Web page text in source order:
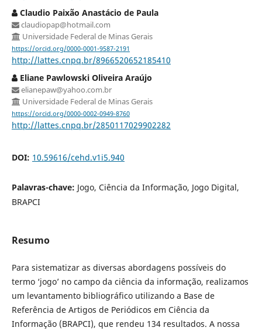
Claudio Paixão Anastácio de Paula
claudiopap@hotmail.com
Universidade Federal de Minas Gerais
https://orcid.org/0000-0001-9587-2191
http://lattes.cnpq.br/8966520652185410
Eliane Pawlowski Oliveira Araújo
elianepaw@yahoo.com.br
Universidade Federal de Minas Gerais
https://orcid.org/0000-0002-0949-8760
http://lattes.cnpq.br/2850117029902282
DOI: 10.59616/cehd.v1i5.940
Palavras-chave: Jogo, Ciência da Informação, Jogo Digital,
BRAPCI
Resumo
Para sistematizar as diversas abordagens possíveis do
termo ‘jogo’ no campo da ciência da informação, realizamos
um levantamento bibliográfico utilizando a Base de
Referência de Artigos de Periódicos em Ciência da
Informação (BRAPCI), que rendeu 134 resultados. A nossa